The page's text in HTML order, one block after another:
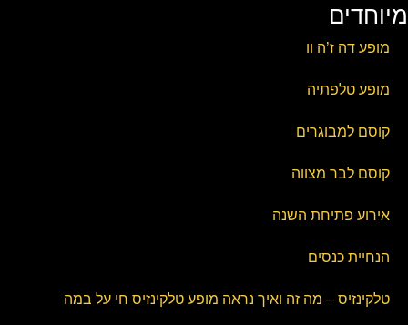
מיוחדים
מופע דה ז’ה וו
מופע טלפתיה
קוסם למבוגרים
קוסם לבר מצווה
אירוע פתיחת השנה
הנחיית כנסים
טלקינזיס – מה זה ואיך נראה מופע טלקינזיס חי על במה